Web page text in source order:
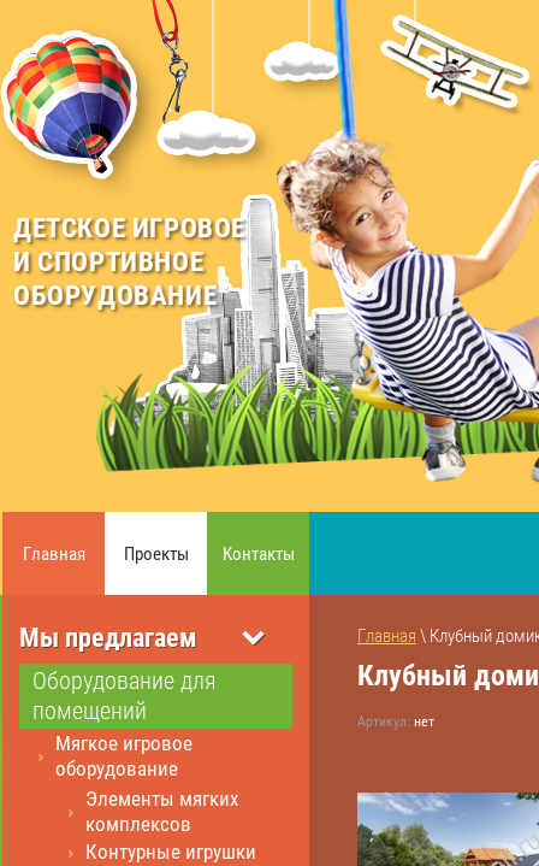
ДЕТСКОЕ ИГРОВОЕ
И СПОРТИВНОЕ
ОБОРУДОВАНИЕ
Главная Проекты Контакты
Мы предлагаем
Оборудование для
помещений
Мягкое игровое
оборудование
Элементы мягких
комплексов
Контурные игрушки
Главная \ Клубный
Клубный
Артикул: нет